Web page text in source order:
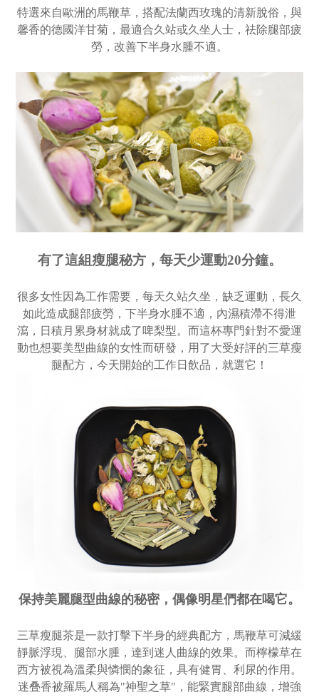
特選來自歐洲的馬鞭草，搭配法蘭西玫瑰的清新脫俗，與
馨香的德國洋甘菊，最適合久站或久坐人士，祛除腿部疲
勞，改善下半身水腫不適。
有了這組瘦腿秘方， 每天少運動20分鐘。
很多女性因為工作需要，每天久站久坐，缺乏運動，長久
如此造成腿部疲勞，下半身水腫不適，內濕積滯不得泄
瀉，日積月累身材就成了啤梨型。而這杯專門針對不愛運
動也想要美型曲線的女性而研發，用了大受好評的三草瘦
腿配方，今天開始的工作日飲品，就選它！
保持美麗腿型曲線的秘密， 偶像明星們都在喝它。
三草瘦腿茶是一款打擊下半身的經典配方，馬鞭草可減緩
靜脈浮現、腿部水腫，達到迷人曲線的效果。而檸檬草在
西方被視為溫柔與憐憫的象征，具有健胃、利尿的作用。
迷叠香被羅馬人稱為"神聖之草" ，能緊實腿部曲線，增強